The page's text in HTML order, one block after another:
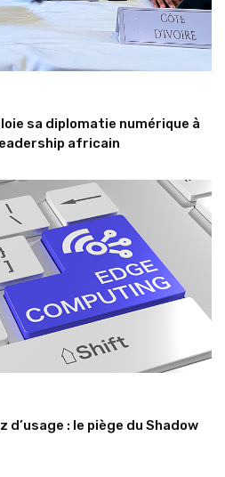
sa diplomatie numérique à
africain
d’usage : le piège du Shadow